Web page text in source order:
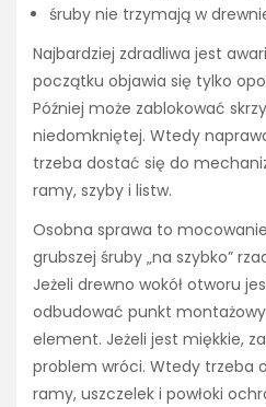
śruby nie trzymają w
Najbardziej zdradliwa jest
początku objawia się tylko
Później może zablokować
niedomkniętej. Wtedy
trzeba dostać się do
ramy, szyby i listw.
Osobna sprawa to
grubszej śruby „na szybko”
Jeżeli drewno wokół otworu
odbudować punkt
element. Jeżeli jest miękkie,
problem wróci. Wtedy trzeba
ramy, uszczelek i powłoki